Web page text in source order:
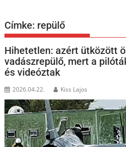
Címke: repülő
Hihetetlen: azért ütközött
vadászrepülő, mert a
és videóztak
2026.04.22. Kiss Lajos